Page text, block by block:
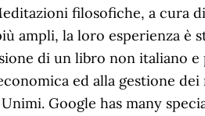
filosofiche, a cura di
ampli, la loro esperienza è
di un libro non italiano
ed alla gestione
Google has many